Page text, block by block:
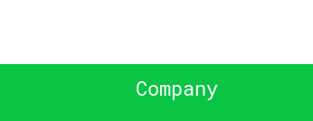
Company